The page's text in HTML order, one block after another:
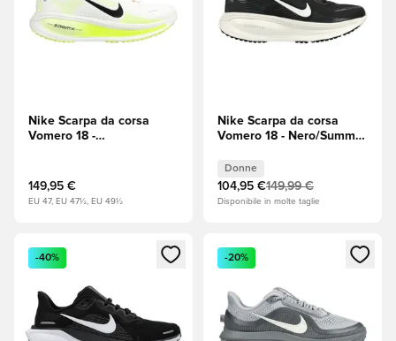
Nike Scarpa da corsa
Vomero 18 -
149,95 €
EU 47, EU 47½, EU 49½
Nike Scarpa da corsa
Vomero 18 - Nero/Summit
cocco Donna
Donne
104,95 €149,99 €
Disponibile in molte taglie
Apre una finestra modale per accedere o registrarsi come
-40%
Apre una finestra modale
-20%